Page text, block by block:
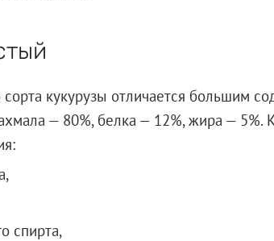
сорта кукурузы отличается большим
— 80%, белка — 12%, жира — 5%.
спирта,